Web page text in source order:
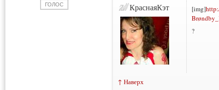
КраснаяКэт [img]
?
↑ Наверх